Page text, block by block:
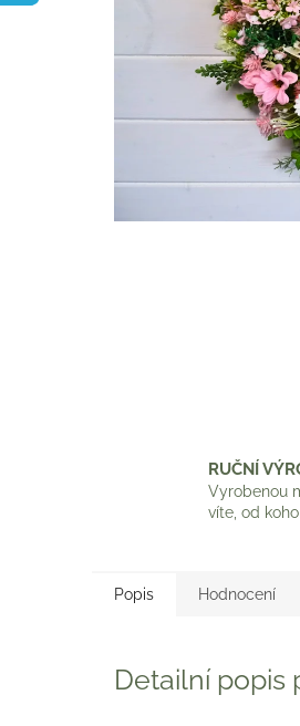
RUČNÍ
Vyrobenou
víte, od
Popis Hodnocení
Detailní popis